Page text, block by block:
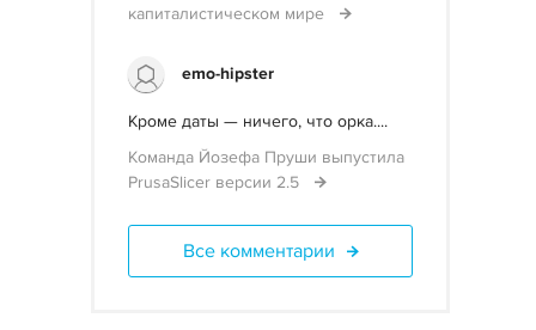
капиталистическом мире
emo-hipster
Кроме даты — ничего, что орка....
Команда Йозефа Пруши выпустила
PrusaSlicer версии 2.5
Все комментарии